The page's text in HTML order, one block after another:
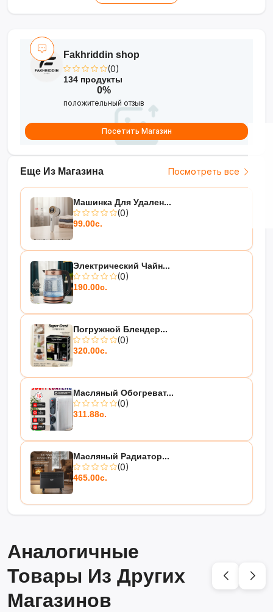
однородное приготовление
стильный дизайн
• Гарантия 3 года
Универсальный помощник для вашей
Еще Из Магазина Посмотреть все
Машинка Для Удален...
(0)
99.00с.
Электрический Чайн...
(0)
190.00с.
Погружной Блендер...
(0)
320.00с.
Масляный Обогреват...
(0)
311.88с.
Масляный Радиатор...
(0)
465.00с.
Fakhriddin shop
(0)
134 продукты
0%
положительный отзыв
Посетить Магазин
Аналогичные
Товары Из Других
Магазинов